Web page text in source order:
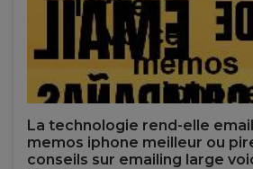
La technologie rend-elle
memos iphone meilleur ou
conseils sur emailing large